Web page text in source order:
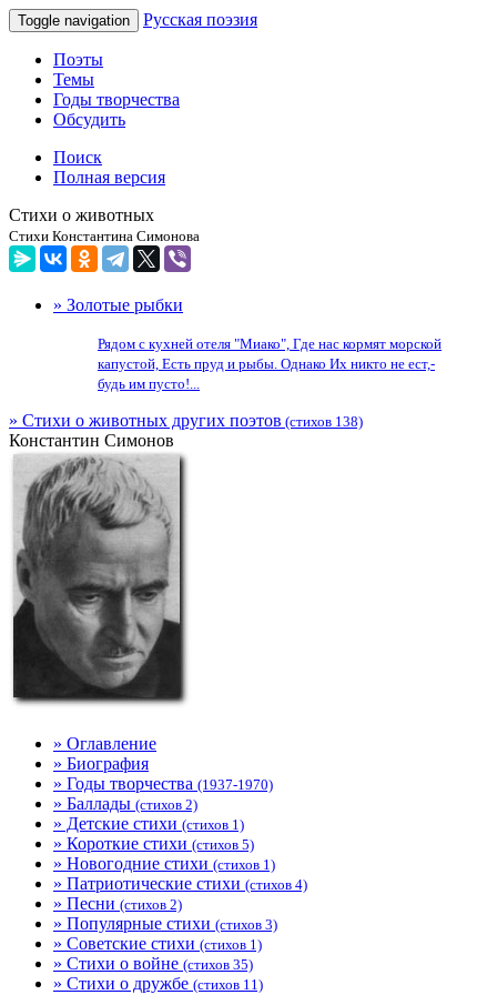
Toggle navigation Русская поэзия
Поэты
Темы
Годы творчества
Обсудить
Поиск
Полная версия
Стихи о животных
Стихи Константина Симонова
» Золотые рыбки
Рядом с кухней отеля "Миако", Где нас кормят морской
капустой, Есть пруд и рыбы. Однако Их никто не ест,-
будь им пусто!...
» Стихи о животных других поэтов (стихов 138)
Константин Симонов
» Оглавление
» Биография
» Годы творчества (1937-1970)
» Баллады (стихов 2)
» Детские стихи (стихов 1)
» Короткие стихи (стихов 5)
» Новогодние стихи (стихов 1)
» Патриотические стихи (стихов 4)
» Песни (стихов 2)
» Популярные стихи (стихов 3)
» Советские стихи (стихов 1)
» Стихи о войне (стихов 35)
» Стихи о дружбе (стихов 11)